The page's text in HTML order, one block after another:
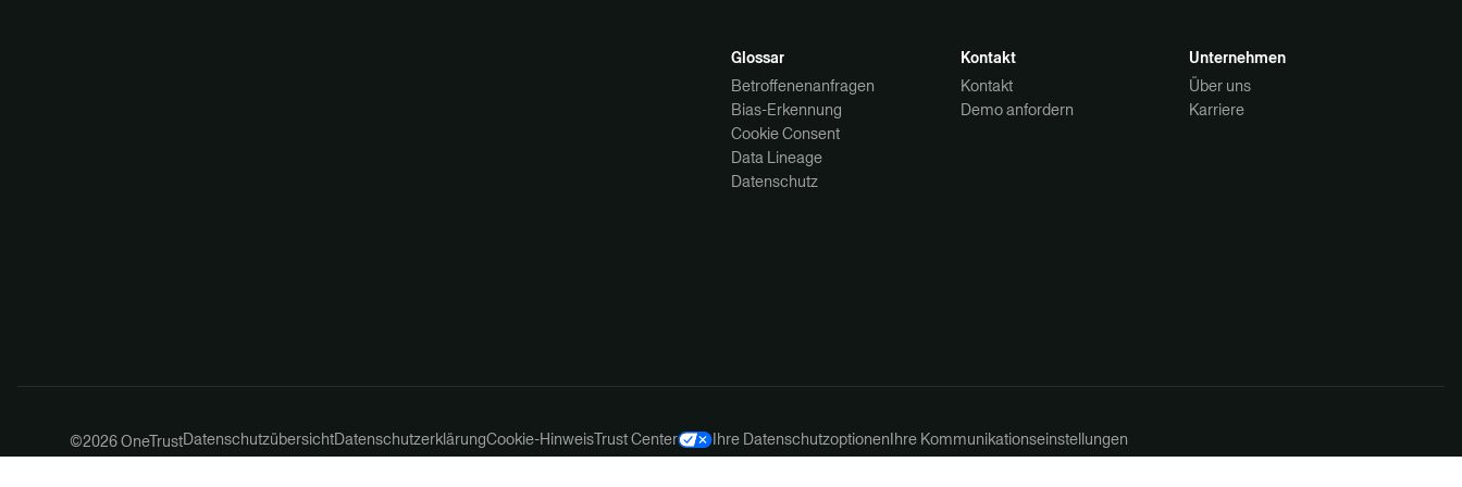
Glossar
Betroffenenanfragen
Bias-Erkennung
Cookie Consent
Data Lineage
Datenschutz
Kontakt
Kontakt
Demo anfordern
Unternehmen
Über uns
Karriere
©2026 OneTrustDatenschutzübersichtDatenschutzerklärungCookie-HinweisTrust Center Ihre DatenschutzoptionenIhre Kommunikationseinstellungen